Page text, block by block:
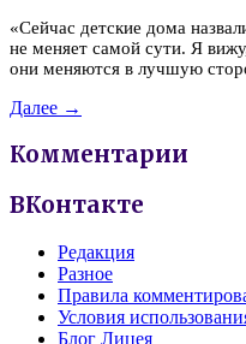
«Сейчас детские дома
не меняет самой сути. Я
они меняются в лучшую
Далее →
Комментарии
ВКонтакте
Редакция
Разное
Правила
Условия
Блог Лицея